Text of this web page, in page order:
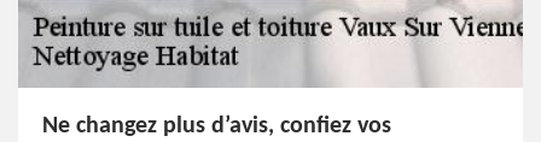
Ne changez plus d’avis, confiez vos